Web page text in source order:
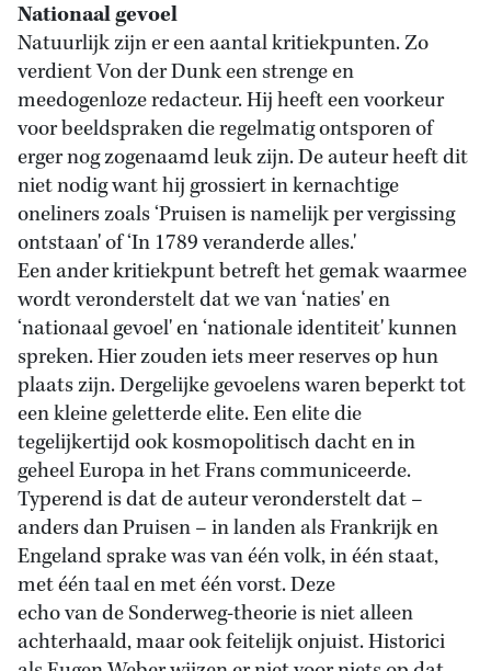
Nationaal gevoel
Natuurlijk zijn er een aantal kritiekpunten. Zo
verdient Von der Dunk een strenge en
meedogenloze redacteur. Hij heeft een voorkeur
voor beeldspraken die regelmatig ontsporen of
erger nog zogenaamd leuk zijn. De auteur heeft dit
niet nodig want hij grossiert in kernachtige
oneliners zoals ‘Pruisen is namelijk per vergissing
ontstaan' of ‘In 1789 veranderde alles.'
Een ander kritiekpunt betreft het gemak waarmee
wordt veronderstelt dat we van ‘naties' en
‘nationaal gevoel' en ‘nationale identiteit' kunnen
spreken. Hier zouden iets meer reserves op hun
plaats zijn. Dergelijke gevoelens waren beperkt tot
een kleine geletterde elite. Een elite die
tegelijkertijd ook kosmopolitisch dacht en in
geheel Europa in het Frans communiceerde.
Typerend is dat de auteur veronderstelt dat –
anders dan Pruisen – in landen als Frankrijk en
Engeland sprake was van één volk, in één staat,
met één taal en met één vorst. Deze
echo van de Sonderweg-theorie is niet alleen
achterhaald, maar ook feitelijk onjuist. Historici